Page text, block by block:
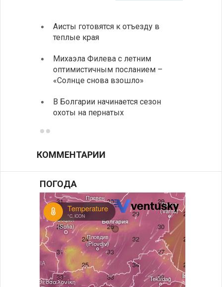
Аисты готовятся к отъезду в
теплые края
Михаэла Филева с летним
оптимистичным посланием –
«Солнце снова взошло»
В Болгарии начинается сезон
охоты на пернатых
КОММЕНТАРИИ
ПОГОДА